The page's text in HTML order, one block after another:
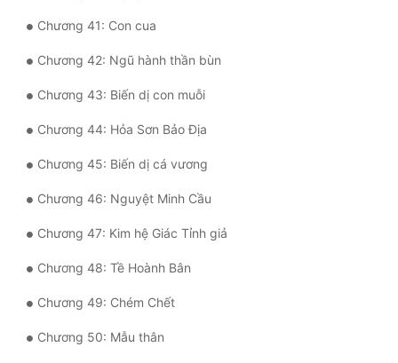
Cẩu Đạo Trường Sinh
Ngự Thú
Truyện Nam
Truyện Nữ
Vô Địch Lưu
Xây Dựng Thế Lực
Đam Mỹ
Đẹp Hiệp
Chương 41: Con cua
Chương 42: Ngũ hành thần bùn
Chương 43: Biến dị con muỗi
Chương 44: Hỏa Sơn Bảo Địa
Chương 45: Biến dị cá vương
Chương 46: Nguyệt Minh Cầu
Chương 47: Kim hệ Giác Tỉnh giả
Chương 48: Tề Hoành Bân
Chương 49: Chém Chết
Chương 50: Mẫu thân